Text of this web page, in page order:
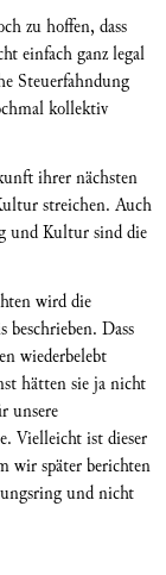
zu hoffen, dass
einfach ganz legal
Steuerfahndung
kollektiv
ihrer nächsten
streichen. Auch
und Kultur sind die
wird die
beschrieben. Dass
wiederbelebt
hätten sie ja nicht
unsere
Vielleicht ist dieser
wir später berichten
und nicht